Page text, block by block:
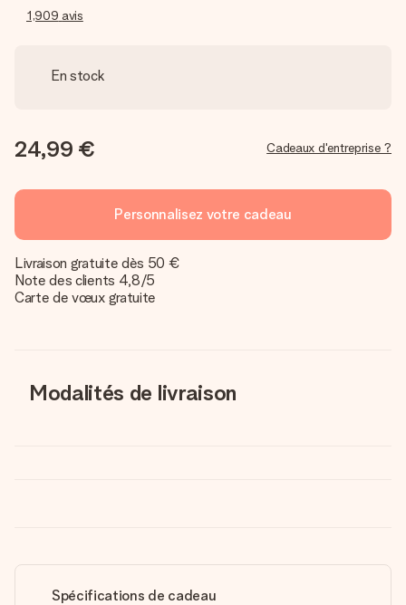
1,909 avis
En stock
24,99 € Cadeaux d'entreprise ?
Personnalisez votre cadeau
Livraison gratuite dès 50 €
Note des clients 4,8/5
Carte de vœux gratuite
Modalités de livraison
Spécifications de cadeau